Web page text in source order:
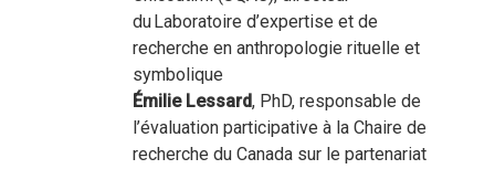
du Laboratoire d’expertise et de
recherche en anthropologie rituelle et
symbolique
Émilie Lessard, PhD, responsable de
l’évaluation participative à la Chaire de
recherche du Canada sur le partenariat